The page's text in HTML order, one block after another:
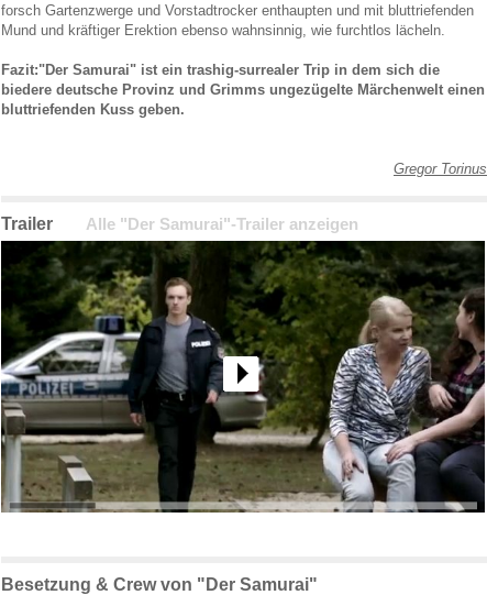
forsch Gartenzwerge und Vorstadtrocker enthaupten und mit bluttriefenden
Mund und kräftiger Erektion ebenso wahnsinnig, wie furchtlos lächeln.
Fazit:"Der Samurai" ist ein trashig-surrealer Trip in dem sich die
biedere deutsche Provinz und Grimms ungezügelte Märchenwelt einen
bluttriefenden Kuss geben.
Gregor Torinus
Trailer Alle "Der Samurai"-Trailer anzeigen
Besetzung & Crew von "Der Samurai"